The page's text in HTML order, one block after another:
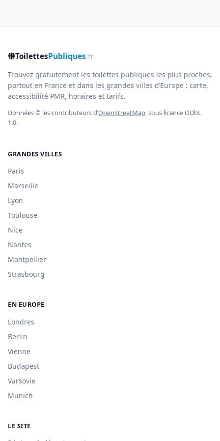
🚻ToilettesPubliques.fr
Trouvez gratuitement les toilettes publiques les plus proches,
partout en France et dans les grandes villes d’Europe : carte,
accessibilité PMR, horaires et tarifs.
Données © les contributeurs d’OpenStreetMap, sous licence ODbL
1.0.
GRANDES VILLES
Paris
Marseille
Lyon
Toulouse
Nice
Nantes
Montpellier
Strasbourg
EN EUROPE
Londres
Berlin
Vienne
Budapest
Varsovie
Munich
LE SITE